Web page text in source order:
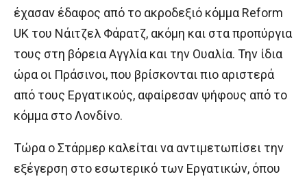
έχασαν έδαφος από το ακροδεξιό κόμμα Reform
UK του Νάιτζελ Φάρατζ, ακόμη και στα προπύργια
τους στη βόρεια Αγγλία και την Ουαλία. Την ίδια
ώρα οι Πράσινοι, που βρίσκονται πιο αριστερά
από τους Εργατικούς, αφαίρεσαν ψήφους από το
κόμμα στο Λονδίνο.
Τώρα ο Στάρμερ καλείται να αντιμετωπίσει την
εξέγερση στο εσωτερικό των Εργατικών, όπου